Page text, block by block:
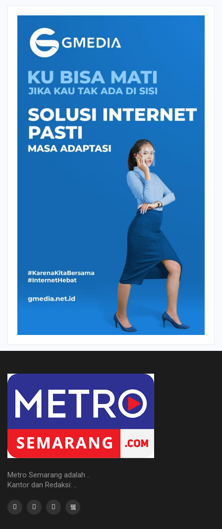
Metro Semarang adalah ..
Kantor dan Redaksi: ..